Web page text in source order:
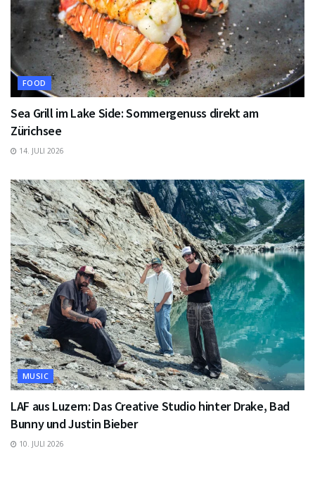
FOOD
Sea Grill im Lake Side: Sommergenuss direkt am
Zürichsee
14. JULI 2026
MUSIC
LAF aus Luzern: Das Creative Studio hinter Drake, Bad
Bunny und Justin Bieber
10. JULI 2026